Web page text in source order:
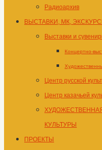
Радиоархив
ВЫСТАВКИ, МК,
Выставки и
Концертно-
Центр русской
Центр казачьей
КУЛЬТУРЫ
ПРОЕКТЫ